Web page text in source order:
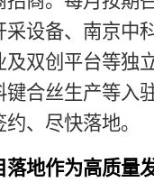
设备、南京中
及双创平台等独
键合丝生产等入
、尽快落地。
落地作为高质量